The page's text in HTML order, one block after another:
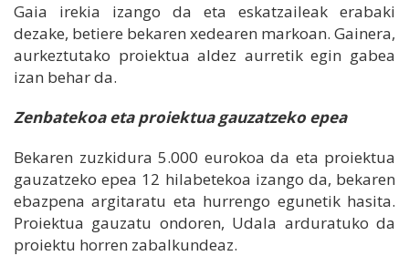
Gaia irekia izango da eta eskatzaileak erabaki
dezake, betiere bekaren xedearen markoan. Gainera,
aurkeztutako proiektua aldez aurretik egin gabea
izan behar da.
Zenbatekoa eta proiektua gauzatzeko epea
Bekaren zuzkidura 5.000 eurokoa da eta proiektua
gauzatzeko epea 12 hilabetekoa izango da, bekaren
ebazpena argitaratu eta hurrengo egunetik hasita.
Proiektua gauzatu ondoren, Udala arduratuko da
proiektu horren zabalkundeaz.